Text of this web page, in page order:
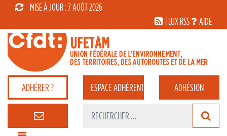
MISE À JOUR : 7 AOÛT 2026
FLUX RSS
AIDE
ADHÉRER ? ESPACEADHÉRENT ADHÉSION